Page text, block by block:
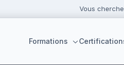
Vous
Formations